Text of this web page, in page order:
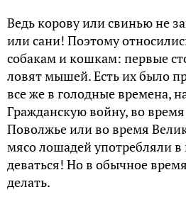
Ведь корову или свинью не
или сани! Поэтому
собакам и кошкам: первые
ловят мышей. Есть их было
все же в голодные времена,
Гражданскую войну, во
Поволжье или во время
мясо лошадей употребляли в
деваться! Но в обычное
делать.